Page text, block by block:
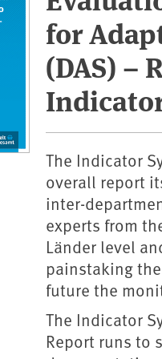
for
(DAS) –
The Indicator
overall report
inter-
experts from
Länder level
painstaking
future the
The Indicator
Report runs to